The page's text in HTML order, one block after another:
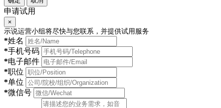
申请试用
×
示说运营小组将尽快与您联系，并提供试用服务
*姓名
*手机号码
*电子邮件
*职位
*单位
*微信号